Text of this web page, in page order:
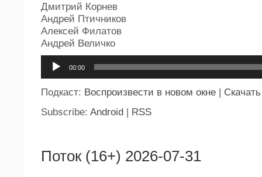
Дмитрий Корнев
Андрей Птичников
Алексей Филатов
Андрей Величко
00:00
Подкаст: Воспроизвести в новом окне | Скачать
Subscribe: Android | RSS
Поток (16+) 2026-07-31